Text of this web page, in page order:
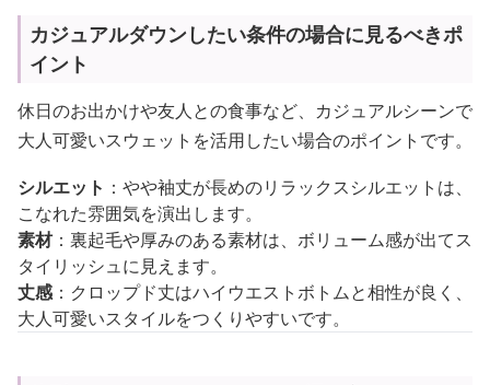
カジュアルダウンしたい条件の場合に見るべきポ
イント
休日のお出かけや友人との食事など、カジュアルシーンで
大人可愛いスウェットを活用したい場合のポイントです。
シルエット ：やや袖丈が長めのリラックスシルエットは、
こなれた雰囲気を演出します。
素材：裏起毛や厚みのある素材は、ボリューム感が出てス
タイリッシュに見えます。
丈感：クロップド丈はハイウエストボトムと相性が良く、
大人可愛いスタイルをつくりやすいです。